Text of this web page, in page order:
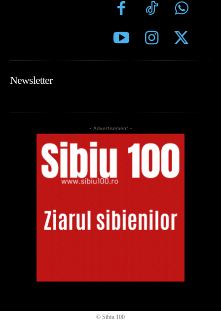
Newsletter
- Advertisement -
© Sibiu 100